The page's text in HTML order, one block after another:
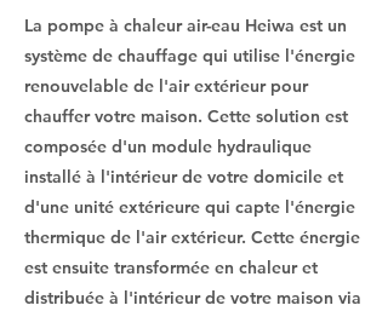
La pompe à chaleur air-eau Heiwa est un
système de chauffage qui utilise l'énergie
renouvelable de l'air extérieur pour
chauffer votre maison. Cette solution est
composée d'un module hydraulique
installé à l'intérieur de votre domicile et
d'une unité extérieure qui capte l'énergie
thermique de l'air extérieur. Cette énergie
est ensuite transformée en chaleur et
distribuée à l'intérieur de votre maison via